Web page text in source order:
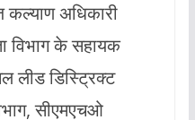
कल्याण अधिकारी
विभाग के सहायक
लीड डिस्ट्रिक्ट
सीएमएचओ